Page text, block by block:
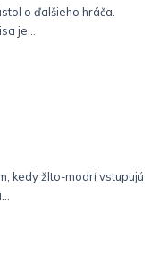
o ďalšieho hráča.
je...
kedy žlto-modrí vstupujú